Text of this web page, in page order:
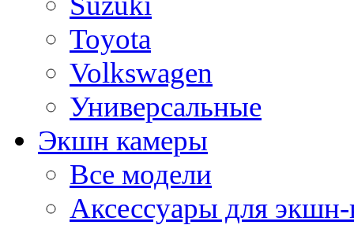
Toyota
Volkswagen
Универсальные
Экшн камеры
Все модели
Аксессуары для